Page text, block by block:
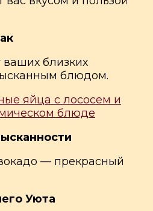
ваших близких
блюдом.
— прекрасный
Уюта